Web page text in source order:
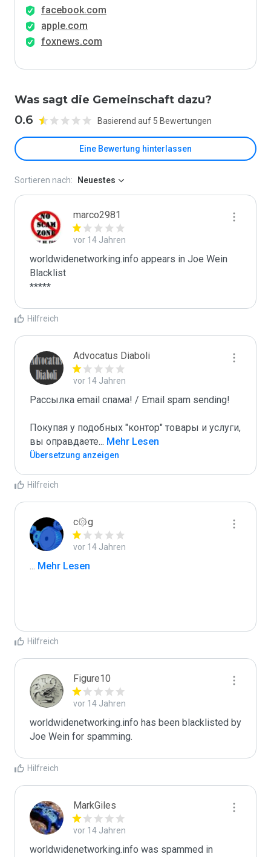
facebook.com
apple.com
foxnews.com
Was sagt die Gemeinschaft dazu?
0.6 Basierend auf 5 Bewertungen
Eine Bewertung hinterlassen
Sortieren nach: Neuestes
marco2981
vor 14 Jahren
worldwidenetworking.info appears in Joe Wein
Blacklist
*****
Hilfreich
Advocatus Diaboli
vor 14 Jahren
Рассылка email спама! / Email spam sending!
Покупая у подобных "контор" товары и услуги,
вы оправдаете... Mehr Lesen
Übersetzung anzeigen
Hilfreich
c۞g
vor 14 Jahren
... Mehr Lesen
Hilfreich
Figure10
vor 14 Jahren
worldwidenetworking.info has been blacklisted by
Joe Wein for spamming.
Hilfreich
MarkGiles
vor 14 Jahren
worldwidenetworking.info was spammed in